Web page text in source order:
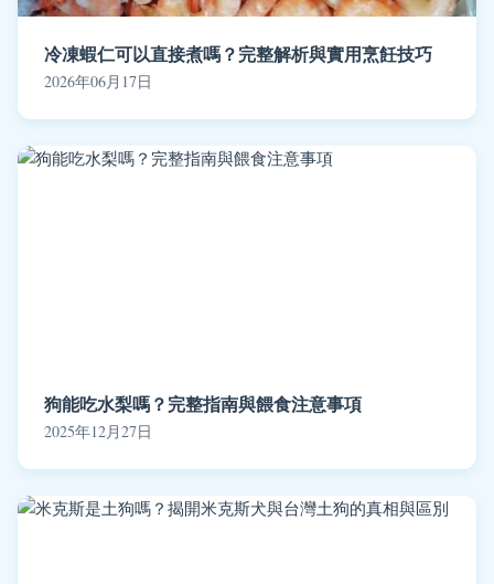
冷凍蝦仁可以直接煮嗎？完整解析與實用烹飪技巧
2026年06月17日
狗能吃水梨嗎？完整指南與餵食注意事項
2025年12月27日